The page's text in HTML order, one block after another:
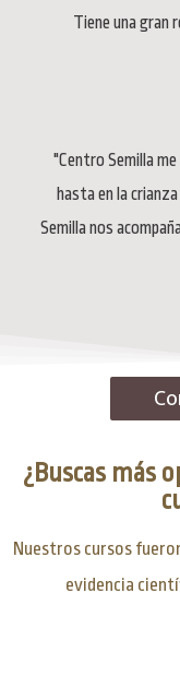
Tiene una gran
"Centro Semilla
hasta en la
Semilla nos
¿Buscas más
Nuestros cursos
evidencia